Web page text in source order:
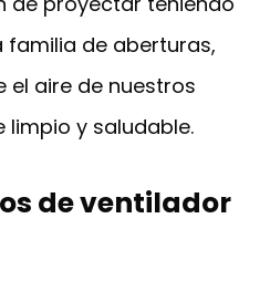
de aberturas,
el aire de nuestros
limpio y saludable.
de ventilador